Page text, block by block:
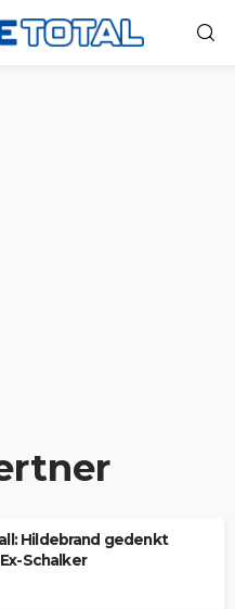
Hildebrand gedenkt
Schalker